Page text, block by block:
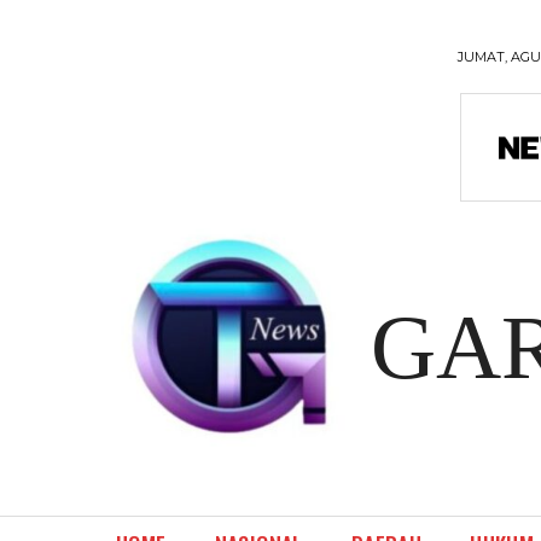
JUMAT,